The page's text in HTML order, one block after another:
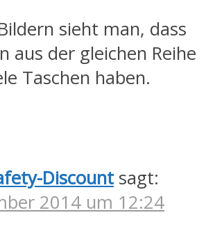
sieht man, dass
aus der gleichen Reihe
Taschen haben.
Discount sagt:
2014 um 12:24